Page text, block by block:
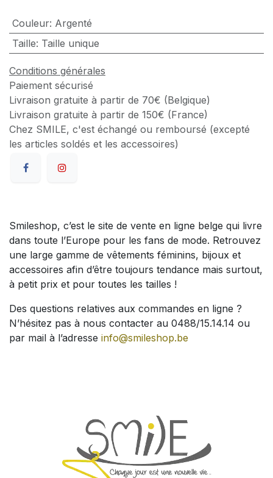
Couleur: Argenté
Taille: Taille unique
Conditions générales
Paiement sécurisé
Livraison gratuite à partir de 70€ (Belgique)
Livraison gratuite à partir de 150€ (France)
Chez SMILE, c'est échangé ou remboursé (excepté
les articles soldés et les accessoires)
Smileshop, c’est le site de vente en ligne belge qui livre
dans toute l’Europe pour les fans de mode. Retrouvez
une large gamme de vêtements féminins, bijoux et
accessoires afin d’être toujours tendance mais surtout,
à petit prix et pour toutes les tailles !
Des questions relatives aux commandes en ligne ?
N’hésitez pas à nous contacter au 0488/15.14.14 ou
par mail à l’adresse info@smileshop.be